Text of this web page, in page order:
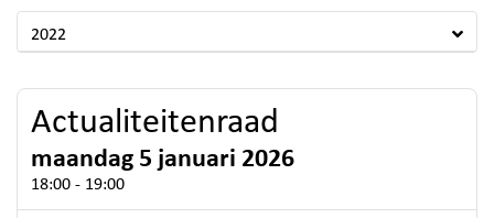
2022
Actualiteitenraad
maandag 5 januari 2026
18:00 - 19:00